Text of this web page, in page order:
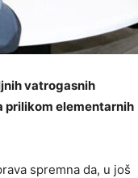
vatrogasnih
prilikom elementarnih
spremna da, u još